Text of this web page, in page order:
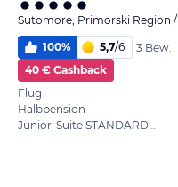
Sutomore, Primorski Region
100% 5,7/6
3 Bew.
40 € Cashback
Flug
Halbpension
Junior-Suite STANDARDZIMMER